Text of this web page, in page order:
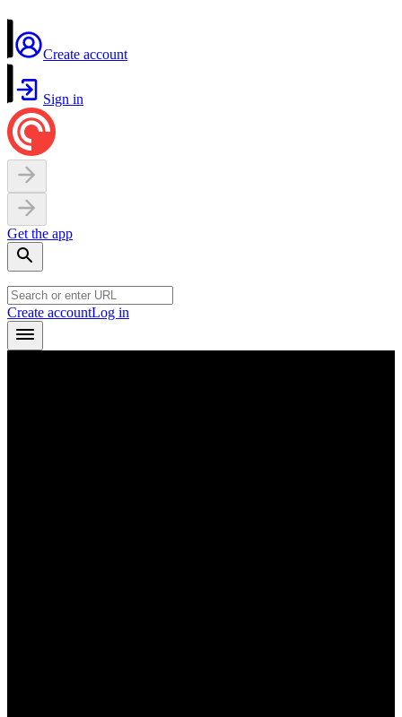
Create account
Sign in
Get the app
Create accountLog in